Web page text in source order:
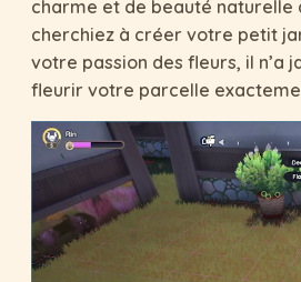
charme et de beauté naturelle
cherchiez à créer votre petit
votre passion des fleurs, il n’a
fleurir votre parcelle